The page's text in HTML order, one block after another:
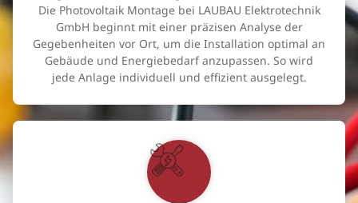
Die Photovoltaik Montage bei LAUBAU Elektrotechnik
GmbH beginnt mit einer präzisen Analyse der
Gegebenheiten vor Ort, um die Installation optimal an
Gebäude und Energiebedarf anzupassen. So wird
jede Anlage individuell und effizient ausgelegt.